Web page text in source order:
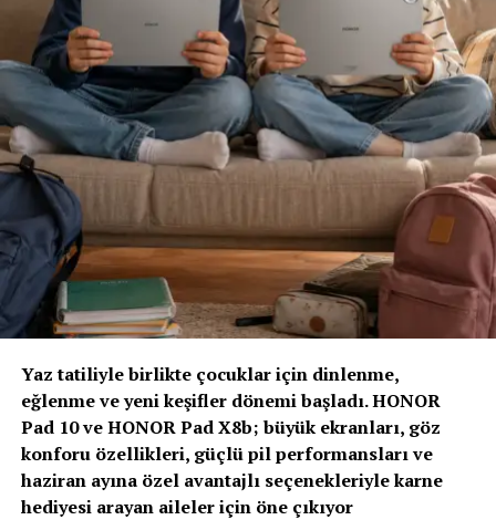
Yaz tatiliyle birlikte çocuklar için dinlenme,
eğlenme ve yeni keşifler dönemi başladı. HONOR
Pad 10 ve HONOR Pad X8b; büyük ekranları, göz
konforu özellikleri, güçlü pil performansları ve
haziran ayına özel avantajlı seçenekleriyle karne
hediyesi arayan aileler için öne çıkıyor